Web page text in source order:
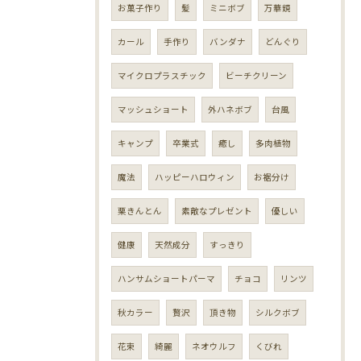
お菓子作り 髪 ミニボブ 万華鏡
カール 手作り バンダナ どんぐり
マイクロプラスチック ビーチクリーン
マッシュショート 外ハネボブ 台風
キャンプ 卒業式 癒し 多肉植物
魔法 ハッピーハロウィン お裾分け
栗きんとん 素敵なプレゼント 優しい
健康 天然成分 すっきり
ハンサムショートパーマ チョコ リンツ
秋カラー 贅沢 頂き物 シルクボブ
花束 綺麗 ネオウルフ くびれ